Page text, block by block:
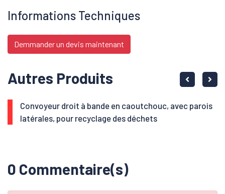
Informations Techniques
Demmander un devis maintenant
Autres Produits
Convoyeur droit à bande en caoutchouc, avec parois
latérales, pour recyclage des déchets
0 Commentaire(s)